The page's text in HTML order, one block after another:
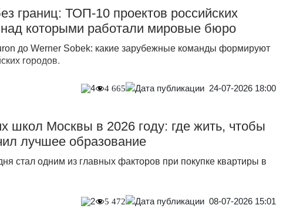
границ: ТОП-10 проектов российских
которыми работали мировые бюро
до Werner Sobek: какие зарубежные команды формируют
городов.
4 4 665 24-07-2026 18:00
школ Москвы в 2026 году: где жить, чтобы
лучшее образование
стал одним из главных факторов при покупке квартиры в
2 5 472 08-07-2026 15:01